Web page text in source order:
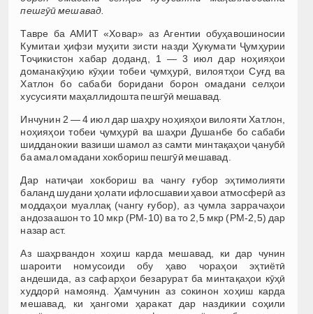
пешгӯӣ мешавад.
Тавре ба АМИТ «Ховар» аз Агентии обуҳавошиносии
Кумитаи ҳифзи муҳити зисти назди Ҳукумати Ҷумҳурии
Тоҷикистон хабар доданд, 1 — 3 июл дар ноҳияҳои
доманакӯҳию кӯҳии тобеи ҷумҳурӣ, вилоятҳои Суғд ва
Хатлон бо сабаби боридани борон омадани селҳои
хусусияти маҳаллидошта пешгӯӣ мешавад.
Инчунин 2 — 4 июл дар шаҳру ноҳияҳои вилояти Хатлон,
ноҳияҳои тобеи ҷумҳурӣ ва шаҳри Душанбе бо сабаби
шидданокии вазиши шамол аз самти минтақаҳои ҷанубӣ
ба амал омадани хокбориш пешгӯӣ мешавад.
Дар натиҷаи хокбориш ва чангу ғубор эҳтимолияти
баланд шудани ҳолати ифлосшавии ҳавои атмосферӣ аз
моддаҳои муаллақ (чангу ғубор), аз ҷумла заррачаҳои
андозаашон то 10 мкр (PM-10) ва то 2,5 мкр (РМ-2,5) дар
назар аст.
Аз шаҳрвандон хоҳиш карда мешавад, ки дар чунин
шароити номусоиди обу ҳаво чораҳои эҳтиётӣ
андешида, аз сафарҳои безарурат ба минтақаҳои кӯҳӣ
худдорӣ намоянд. Ҳамчунин аз сокинон хоҳиш карда
мешавад, ки ҳангоми ҳаракат дар наздикии соҳили